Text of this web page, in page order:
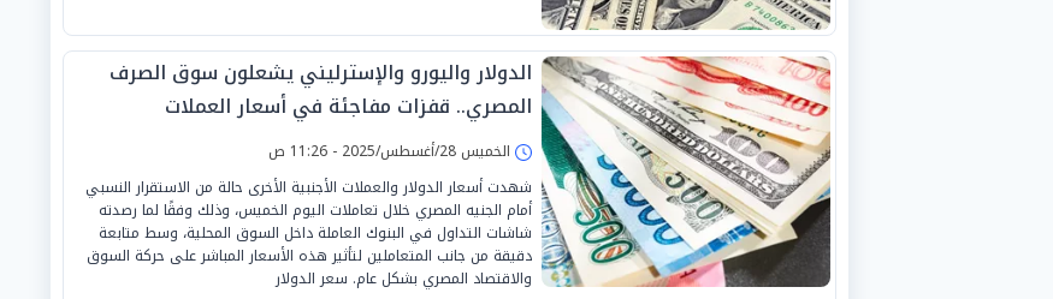
الدولار واليورو والإسترليني يشعلون سوق الصرف
المصري.. قفزات مفاجئة في أسعار العملات
الخميس 28/أغسطس/2025 - 11:26 ص
شهدت أسعار الدولار والعملات الأجنبية الأخرى حالة من الاستقرار النسبي
أمام الجنيه المصري خلال تعاملات اليوم الخميس، وذلك وفقًا لما رصدته
شاشات التداول في البنوك العاملة داخل السوق المحلية، وسط متابعة
دقيقة من جانب المتعاملين لتأثير هذه الأسعار المباشر على حركة السوق
والاقتصاد المصري بشكل عام. سعر الدولار